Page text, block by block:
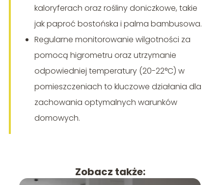
kaloryferach oraz rośliny doniczkowe, takie
jak paproć bostońska i palma bambusowa.
Regularne monitorowanie wilgotności za
pomocą higrometru oraz utrzymanie
odpowiedniej temperatury (20-22°C) w
pomieszczeniach to kluczowe działania dla
zachowania optymalnych warunków
domowych.
Zobacz także: